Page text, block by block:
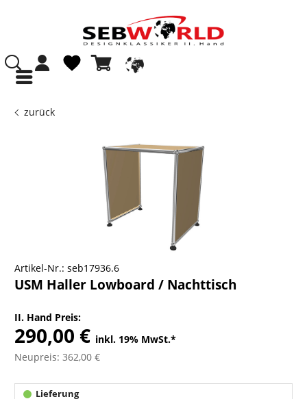
zurück
Artikel-Nr.: seb17936.6
USM Haller Lowboard / Nachttisch
II. Hand Preis:
290,00 € inkl. 19% MwSt.*
Neupreis: 362,00 €